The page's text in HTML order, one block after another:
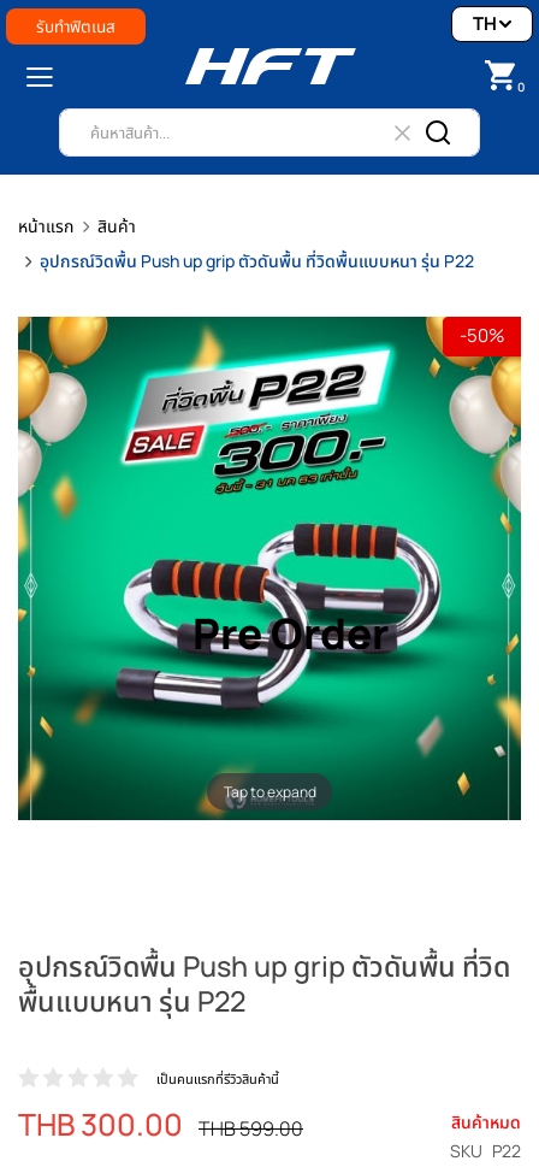
รับทำฟิตเนส
0
TH
หน้าแรก
สินค้า
อุปกรณ์วิดพื้น Push up grip ตัวดันพื้น ที่วิดพื้นแบบหนา รุ่น P22
Tap to expand
-50%
Pre Order
อุปกรณ์วิดพื้น Push up grip ตัวดันพื้น ที่วิด
พื้นแบบหนา รุ่น P22
เป็นคนแรกที่รีวิวสินค้านี้
ราคา
THB 300.00
ราคา
THB 599.00
สินค้าหมด
SKU P22